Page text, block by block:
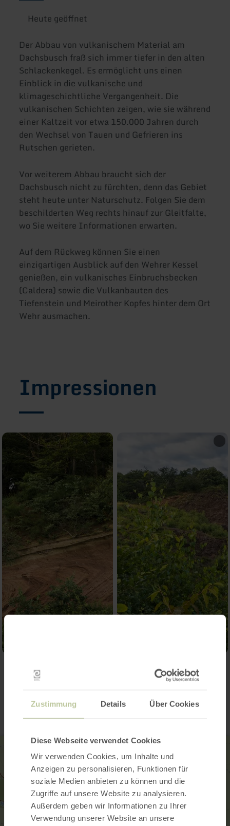
Zustimmung Details Über Cookies
Diese Webseite verwendet Cookies
Wir verwenden Cookies, um Inhalte und
Anzeigen zu personalisieren, Funktionen für
soziale Medien anbieten zu können und die
Zugriffe auf unsere Website zu analysieren.
Außerdem geben wir Informationen zu Ihrer
Verwendung unserer Website an unsere
Heute geöffnet
Der Abbau von vulkanischem Material am
Dachsbusch fraß sich immer tiefer in den alten
Schlackenkegel. Es ermöglicht uns einen
Einblick in die vulkanische und
klimageschichtliche Vergangenheit. Die
vulkanischen Schichten zeigen, wie sie während
einer Kaltzeit vor etwa 150.000 Jahren durch
den Wechsel von Tauen und Gefrieren ins
Rutschen gerieten.
Vor weiterem Abbau braucht sich der
Dachsbusch nicht zu fürchten, denn das Gebiet
steht heute unter Naturschutz. Folgen Sie dem
beschilderten Weg rechts hinauf zur Gleitfalte,
wo Sie weitere Informationen erwarten.
Auf dem Rückweg können Sie einen
einzigartigen Ausblick auf den Wehrer Kessel
genießen, ein vulkanisches Einbruchsbecken
(Caldera) sowie die Vulkanbauten des
Tiefenstein und Meirother Kopfes hinter dem Ort
Wehr ausmachen.
Impressionen
Kontakt